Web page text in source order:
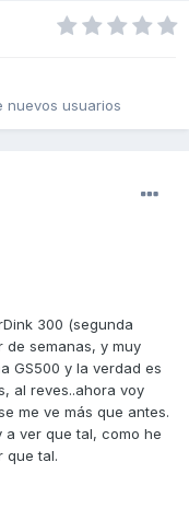
nuevos usuarios
300 (segunda
semanas, y muy
GS500 y la verdad es
al reves..ahora voy
me ve más que antes.
a ver que tal, como he
que tal.